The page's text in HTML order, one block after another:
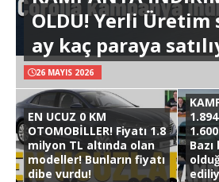
OLDU! Yerli Üretim
ay kaç paraya
26 MAYIS 2026
EN UCUZ 0 KM
OTOMOBİLLER! Fiyatı 1.8
milyon TL altında olan
modeller! Bunların fiyatı
dibe vurdu!